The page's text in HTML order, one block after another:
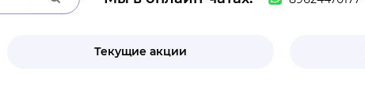
Текущие акции